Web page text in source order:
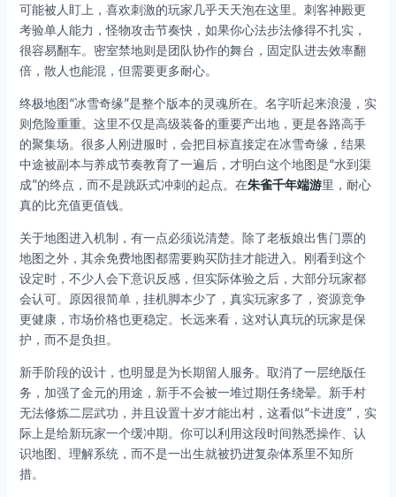
可能被人盯上，喜欢刺激的玩家几乎天天泡在这里。刺客神殿更
考验单人能力，怪物攻击节奏快，如果你心法步法修得不扎实，
很容易翻车。密室禁地则是团队协作的舞台，固定队进去效率翻
倍，散人也能混，但需要更多耐心。
终极地图“冰雪奇缘”是整个版本的灵魂所在。名字听起来浪漫，实
则危险重重。这里不仅是高级装备的重要产出地，更是各路高手
的聚集场。很多人刚进服时，会把目标直接定在冰雪奇缘，结果
中途被副本与养成节奏教育了一遍后，才明白这个地图是“水到渠
成”的终点，而不是跳跃式冲刺的起点。在朱雀千年端游里，耐心
真的比充值更值钱。
关于地图进入机制，有一点必须说清楚。除了老板娘出售门票的
地图之外，其余免费地图都需要购买防挂才能进入。刚看到这个
设定时，不少人会下意识反感，但实际体验之后，大部分玩家都
会认可。原因很简单，挂机脚本少了，真实玩家多了，资源竞争
更健康，市场价格也更稳定。长远来看，这对认真玩的玩家是保
护，而不是负担。
新手阶段的设计，也明显是为长期留人服务。取消了一层绝版任
务，加强了金元的用途，新手不会被一堆过期任务绕晕。新手村
无法修炼二层武功，并且设置十岁才能出村，这看似“卡进度”，实
际上是给新玩家一个缓冲期。你可以利用这段时间熟悉操作、认
识地图、理解系统，而不是一出生就被扔进复杂体系里不知所
措。